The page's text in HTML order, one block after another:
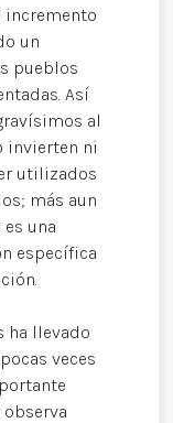
incremento
un
pueblos
Así
al
invierten ni
utilizados
más aun
una
específica
ha llevado
veces